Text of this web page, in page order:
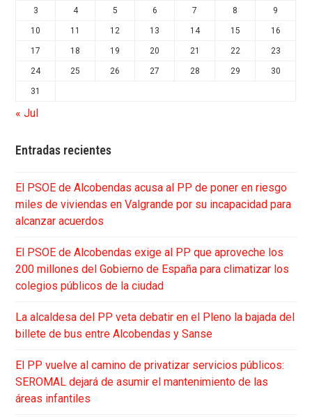
3 4 5 6 7 8 9
10 11 12 13 14 15 16
17 18 19 20 21 22 23
24 25 26 27 28 29 30
31
« Jul
Entradas recientes
El PSOE de Alcobendas acusa al PP de poner en riesgo
miles de viviendas en Valgrande por su incapacidad para
alcanzar acuerdos
El PSOE de Alcobendas exige al PP que aproveche los
200 millones del Gobierno de España para climatizar los
colegios públicos de la ciudad
La alcaldesa del PP veta debatir en el Pleno la bajada del
billete de bus entre Alcobendas y Sanse
El PP vuelve al camino de privatizar servicios públicos:
SEROMAL dejará de asumir el mantenimiento de las
áreas infantiles